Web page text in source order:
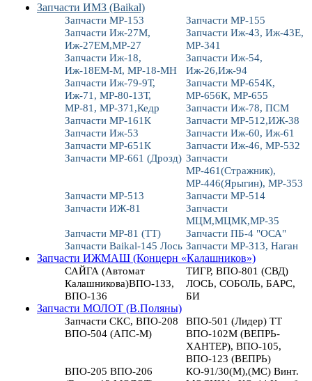
Запчасти ИМЗ (Baikal)
Запчасти МР-153
Запчасти МР-155
Запчасти Иж-27М,
Иж-27ЕМ,МР-27
Запчасти Иж-43, Иж-43Е,
МР-341
Запчасти Иж-18,
Иж-18ЕМ-М, МР-18-МН
Запчасти Иж-54,
Иж-26,Иж-94
Запчасти Иж-79-9Т,
Иж-71, МР-80-13Т,
МР-81, МР-371,Кедр
Запчасти МР-654К,
МР-656К, МР-655
Запчасти Иж-78, ПСМ
Запчасти МР-161К
Запчасти МР-512,ИЖ-38
Запчасти Иж-53
Запчасти Иж-60, Иж-61
Запчасти МР-651К
Запчасти Иж-46, МР-532
Запчасти МР-661 (Дрозд) Запчасти
МР-461(Стражник),
МР-446(Ярыгин), МР-353
Запчасти МР-513
Запчасти МР-514
Запчасти ИЖ-81
Запчасти
МЦМ,МЦМК,МР-35
Запчасти МР-81 (ТТ)
Запчасти ПБ-4 "ОСА"
Запчасти Baikal-145 Лось Запчасти МР-313, Наган
Запчасти ИЖМАШ (Концерн «Калашников»)
САЙГА (Автомат
Калашникова)ВПО-133,
ВПО-136
ТИГР, ВПО-801 (СВД)
ЛОСЬ, СОБОЛЬ, БАРС,
БИ
Запчасти МОЛОТ (В.Поляны)
Запчасти СКС, ВПО-208
ВПО-501 (Лидер) ТТ
ВПО-504 (АПС-М)
ВПО-102М (ВЕПРЬ-
ХАНТЕР), ВПО-105,
ВПО-123 (ВЕПРЬ)
ВПО-205 ВПО-206
КО-91/30(М),(МС) Винт.